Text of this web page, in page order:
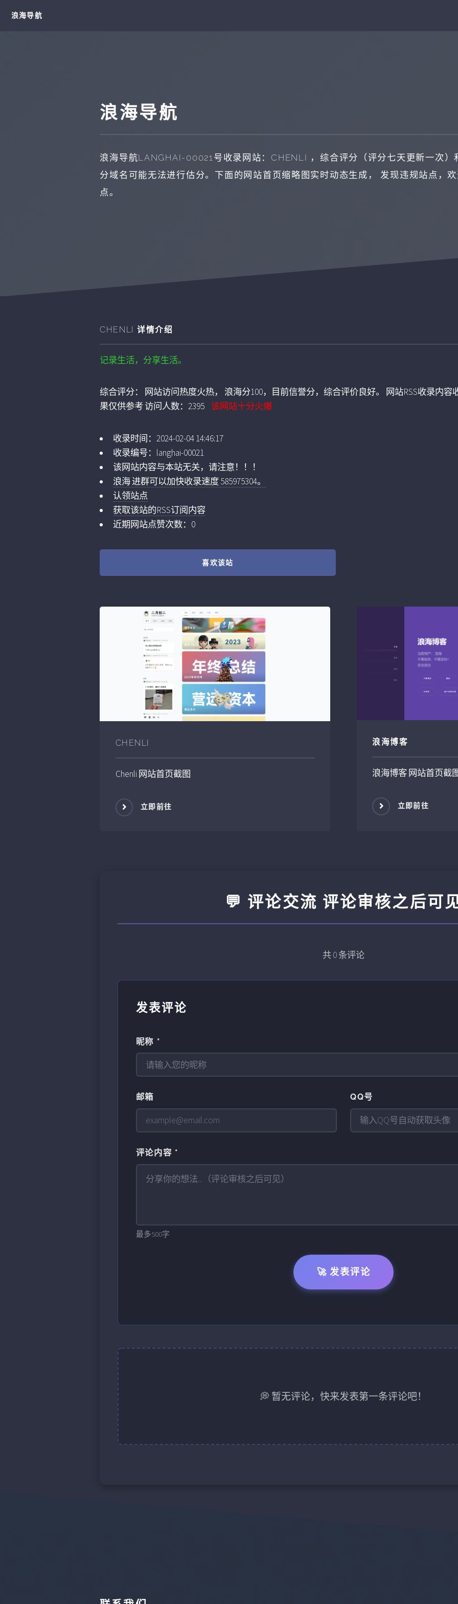
浪海导航
浪海导航
浪海导航LANGHAI-00021号收录网站：CHENLI ，综合评分（评分七天更新一次
分域名可能无法进行估分。下面的网站首页缩略图实时动态生成， 发现违规站点，
点。
CHENLI 详情介绍
记录生活，分享生活。
综合评分：
网站访问热度火热， 浪海分100，目前信誉分，综合评价良好。 网站RSS收录内容
果仅供参考访问人数：2395 该网站十分火爆
收录时间：2024-02-04 14:46:17
收录编号： langhai-00021
该网站内容与本站无关，请注意！！！
浪海 进群可以加快收录速度 585975304。
认领站点
获取该站的RSS订阅内容
近期网站点赞次数：0
喜欢该站
CHENLI
Chenli 网站首页截图
立即前往
浪海博客
浪海博客 网站首页截
立即前往
💬 评论交流 评论审核之后可
共0条评论
发表评论
昵称 *
邮箱 QQ号
评论内容 *
最多500字
🚀 发表评论
💭 暂无评论，快来发表第一条评论吧！